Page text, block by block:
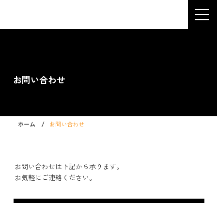
​お問い合わせ
お問い合わせは下記から承ります。
お気軽にご連絡ください。
ホーム / お問い合わせ